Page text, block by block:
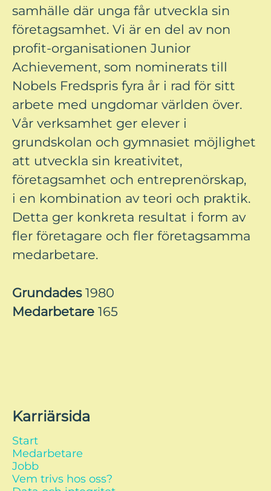
samhälle där unga får utveckla sin
företagsamhet. Vi är en del av non
profit-organisationen Junior
Achievement, som nominerats till
Nobels Fredspris fyra år i rad för sitt
arbete med ungdomar världen över.
Vår verksamhet ger elever i
grundskolan och gymnasiet möjlighet
att utveckla sin kreativitet,
företagsamhet och entreprenörskap,
i en kombination av teori och praktik.
Detta ger konkreta resultat i form av
fler företagare och fler företagsamma
medarbetare.
Grundades 1980
Medarbetare 165
Karriärsida
Start
Medarbetare
Jobb
Vem trivs hos oss?